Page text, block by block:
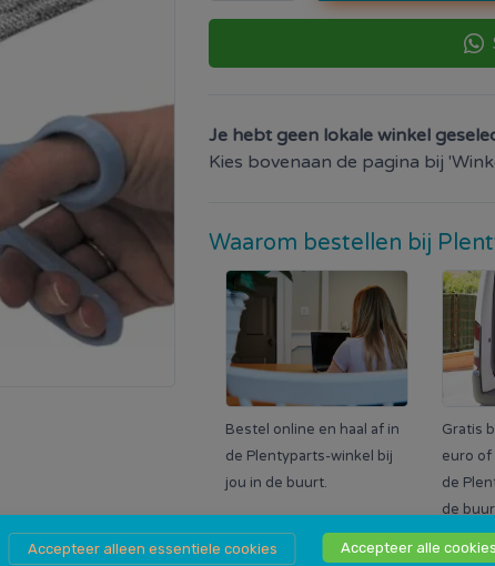
Accepteer alleen essentiele cookies Accepteer alle cookies
Je hebt geen lokale winkel
Kies bovenaan de pagina bij
Waarom bestellen bij
Bestel online en haal af in
de Plentyparts-winkel bij
jou in de buurt.
Gratis
euro of
de
de